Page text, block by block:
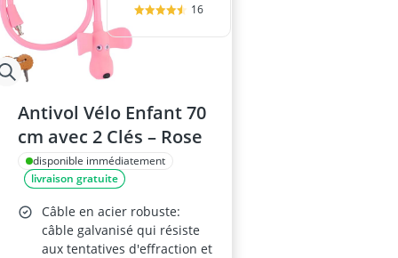
16
Antivol Vélo Enfant 70
cm avec 2 Clés – Rose
disponible immédiatement
livraison gratuite
Câble en acier robuste:
câble galvanisé qui résiste
aux tentatives d'effraction et